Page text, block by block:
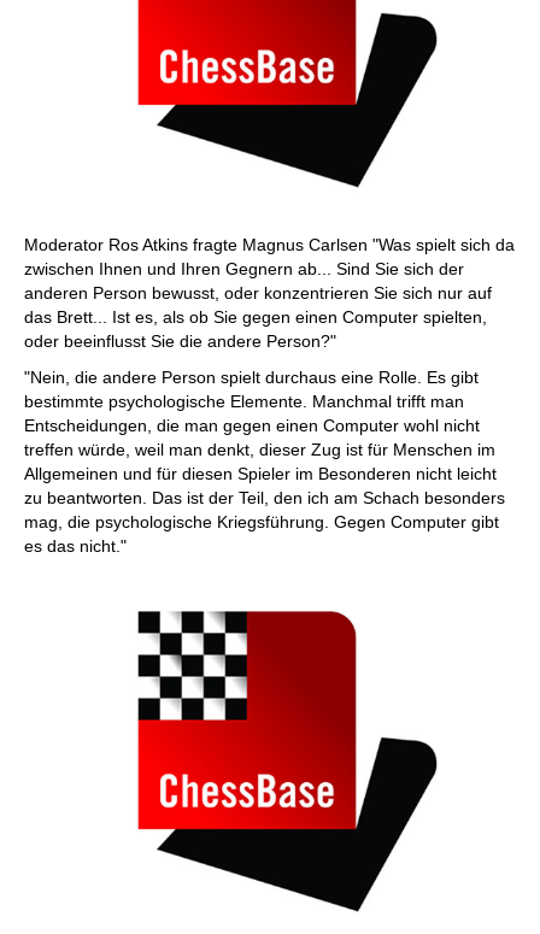
Moderator Ros Atkins fragte Magnus Carlsen "Was spielt sich da
zwischen Ihnen und Ihren Gegnern ab... Sind Sie sich der
anderen Person bewusst, oder konzentrieren Sie sich nur auf
das Brett... Ist es, als ob Sie gegen einen Computer spielten,
oder beeinflusst Sie die andere Person?"
"Nein, die andere Person spielt durchaus eine Rolle. Es gibt
bestimmte psychologische Elemente. Manchmal trifft man
Entscheidungen, die man gegen einen Computer wohl nicht
treffen würde, weil man denkt, dieser Zug ist für Menschen im
Allgemeinen und für diesen Spieler im Besonderen nicht leicht
zu beantworten. Das ist der Teil, den ich am Schach besonders
mag, die psychologische Kriegsführung. Gegen Computer gibt
es das nicht."